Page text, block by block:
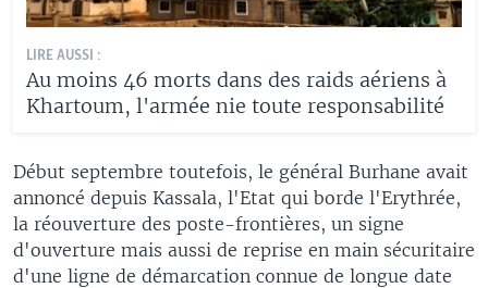
LIRE AUSSI :
Au moins 46 morts dans des raids aériens à
Khartoum, l'armée nie toute responsabilité
Début septembre toutefois, le général Burhane avait
annoncé depuis Kassala, l'Etat qui borde l'Erythrée,
la réouverture des poste-frontières, un signe
d'ouverture mais aussi de reprise en main sécuritaire
d'une ligne de démarcation connue de longue date